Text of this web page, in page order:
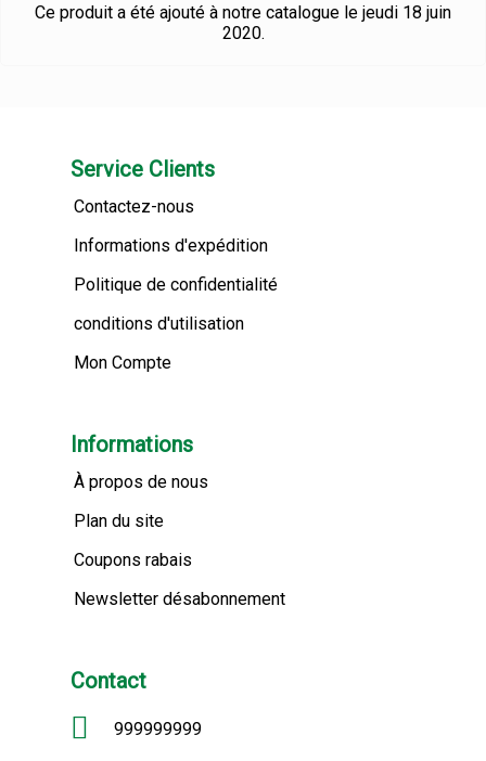
Ce produit a été ajouté à notre catalogue le jeudi 18 juin
2020.
Service Clients
Contactez-nous
Informations d'expédition
Politique de confidentialité
conditions d'utilisation
Mon Compte
Informations
À propos de nous
Plan du site
Coupons rabais
Newsletter désabonnement
Contact
999999999